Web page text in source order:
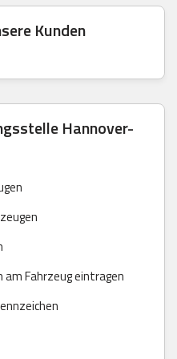
Kunden
Hannover-
am Fahrzeug eintragen